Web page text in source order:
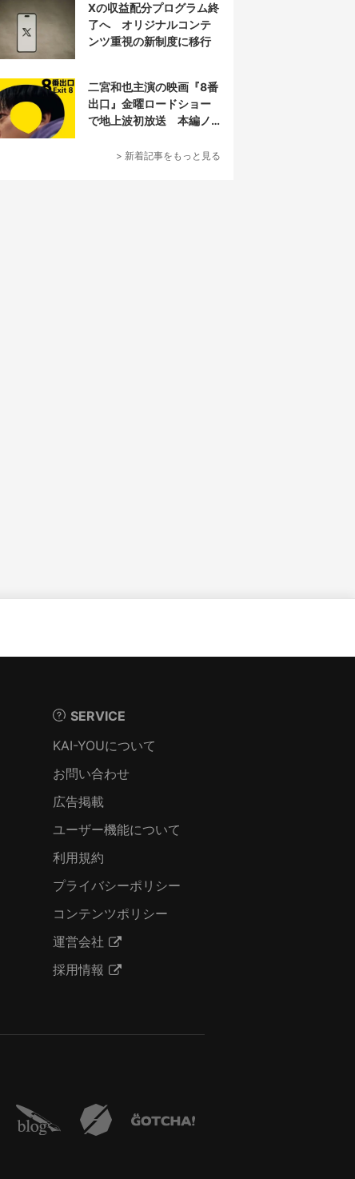
Xの収益配分プログラム終
了へ オリジナルコンテ
ンツ重視の新制度に移行
二宮和也主演の映画『8番
出口』金曜ロードショー
で地上波初放送 本編ノ
> 新着記事をもっと見る
SERVICE
KAI-YOUについて
お問い合わせ
広告掲載
ユーザー機能について
利用規約
プライバシーポリシー
コンテンツポリシー
運営会社
採用情報